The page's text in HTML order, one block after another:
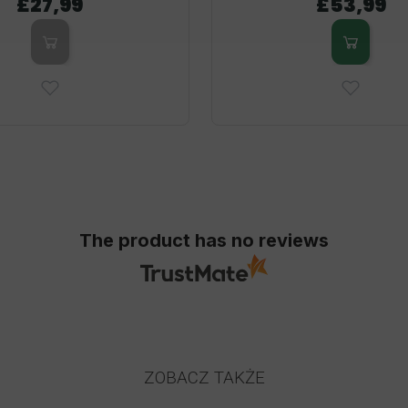
The product has no reviews
ZOBACZ TAKŻE